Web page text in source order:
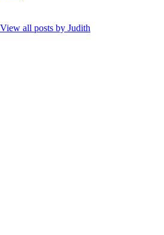
View all posts by Judith